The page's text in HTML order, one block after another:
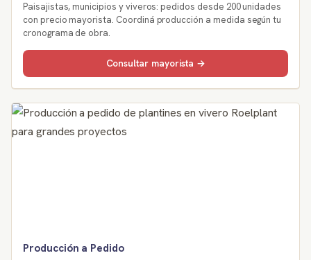
Paisajistas, municipios y viveros: pedidos desde 200 unidades
con precio mayorista. Coordiná producción a medida según tu
cronograma de obra.
Consultar mayorista →
Producción a Pedido